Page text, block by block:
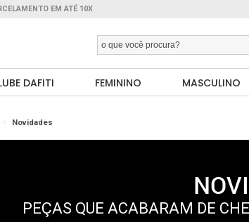
EM ATÉ 10X
DAFITI FEMININO MASCULINO
Novidades
PEÇAS QUE ACABARAM DE